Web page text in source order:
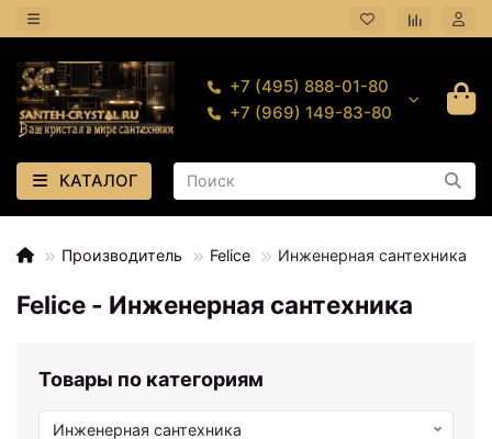
+7 (495) 888-01-80
+7 (969) 149-83-80
КАТАЛОГ
Производитель Felice Инженерная сантехника
Felice - Инженерная сантехника
Товары по категориям